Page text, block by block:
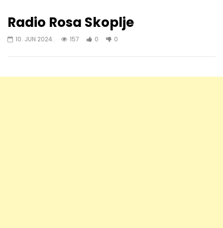
Radio Rosa Skoplje
10. JUN 2024. 157 0 0